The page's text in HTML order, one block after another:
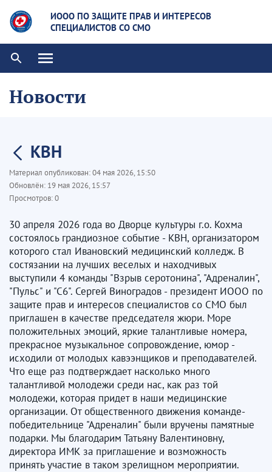
ИООО ПО ЗАЩИТЕ ПРАВ И ИНТЕРЕСОВ
СПЕЦИАЛИСТОВ СО СМО
Новости
КВН
Материал опубликован:04 мая 2026, 15:50
Обновлён: 19 мая 2026, 15:57
Просмотров:0
30 апреля 2026 года во Дворце культуры г.о. Кохма
состоялось грандиозное событие - КВН, организатором
которого стал Ивановский медицинский колледж. В
состязании на лучших веселых и находчивых
выступили 4 команды "Взрыв серотонина", "Адреналин",
"Пульс" и "С6". Сергей Виноградов - президент ИООО по
защите прав и интересов специалистов со СМО был
приглашен в качестве председателя жюри. Море
положительных эмоций, яркие талантливые номера,
прекрасное музыкальное сопровождение, юмор -
исходили от молодых кавээнщиков и преподавателей.
Что еще раз подтверждает насколько много
талантливой молодежи среди нас, как раз той
молодежи, которая придет в наши медицинские
организации. От общественного движения команде-
победительнице "Адреналин" были вручены памятные
подарки. Мы благодарим Татьяну Валентиновну,
директора ИМК за приглашение и возможность
принять участие в таком зрелищном мероприятии.